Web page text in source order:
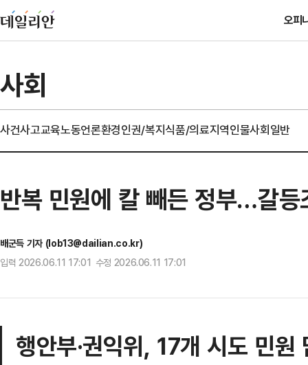
오피
사회
사건사고교육노동언론환경인권/복지식품/의료지역인물사회일반
반복 민원에 칼 빼든 정부…갈등
배군득 기자 (lob13@dailian.co.kr)
입력 2026.06.11 17:01 수정 2026.06.11 17:01
행안부·권익위, 17개 시도 민